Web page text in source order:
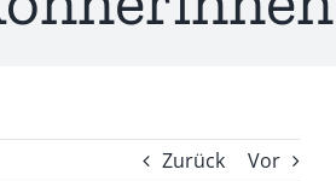
Zurück Vor